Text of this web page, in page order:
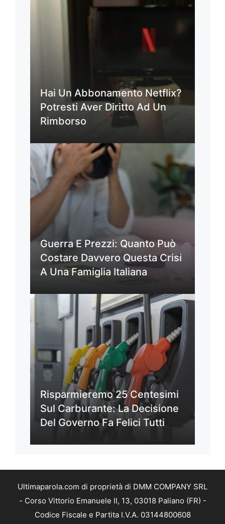
Hai Un Abbonamento Netflix?
Potresti Aver Diritto Ad Un
Rimborso
Guerra E Prezzi: Quanto Può
Costare Davvero Questa Crisi
A Una Famiglia Italiana
Risparmieremo 25 Centesimi
Sul Carburante: La Decisione
Del Governo Fa Felici Tutti
Ultimaparola.com di proprietà di DMM COMPANY SRL
- Corso Vittorio Emanuele II, 13, 03018 Paliano (FR) -
Codice Fiscale e Partita I.V.A. 03144800608